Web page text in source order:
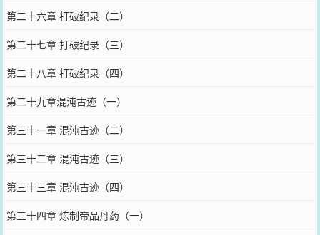
第二十六章 打破纪录（二）
第二十七章 打破纪录（三）
第二十八章 打破纪录（四）
第二十九章混沌古迹（一）
第三十一章 混沌古迹（二）
第三十二章 混沌古迹（三）
第三十三章 混沌古迹（四）
第三十四章 炼制帝品丹药（一）